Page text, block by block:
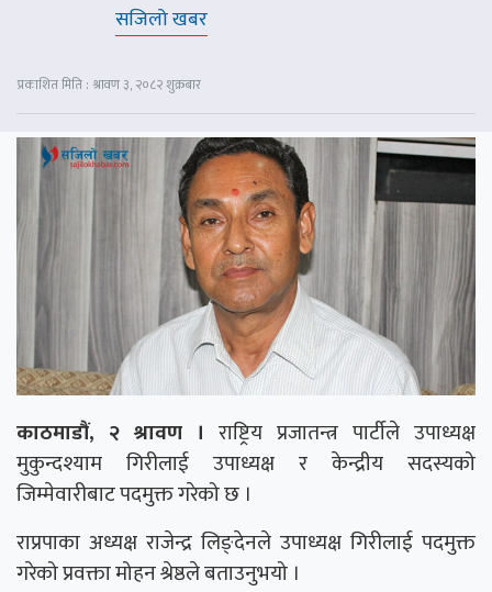
सजिलो खबर
प्रकाशित मिति : श्रावण ३, २०८२ शुक्रबार
काठमाडौं, २ श्रावण । राष्ट्रिय प्रजातन्त्र पार्टीले उपाध्यक्ष
मुकुन्दश्याम गिरीलाई उपाध्यक्ष र केन्द्रीय सदस्यको
जिम्मेवारीबाट पदमुक्त गरेको छ ।
राप्रपाका अध्यक्ष राजेन्द्र लिङ्देनले उपाध्यक्ष गिरीलाई पदमुक्त
गरेको प्रवक्ता मोहन श्रेष्ठले बताउनुभयो ।